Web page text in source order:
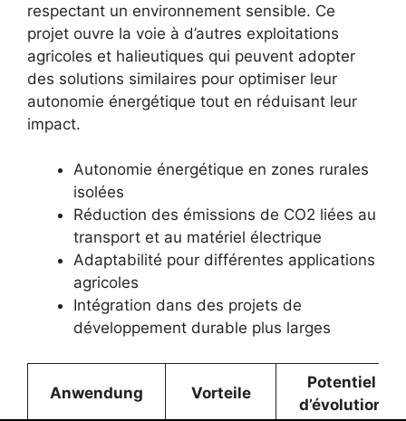
respectant un environnement sensible. Ce
projet ouvre la voie à d’autres exploitations
agricoles et halieutiques qui peuvent adopter
des solutions similaires pour optimiser leur
autonomie énergétique tout en réduisant leur
impact.
Autonomie énergétique en zones rurales
isolées
Réduction des émissions de CO2 liées au
transport et au matériel électrique
Adaptabilité pour différentes applications
agricoles
Intégration dans des projets de
développement durable plus larges
Anwendung Vorteile
Potentiel
d’évolution